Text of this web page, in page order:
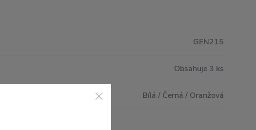
GEN215
Obsahuje 3 ks
Bílá / Černá / Oranžová